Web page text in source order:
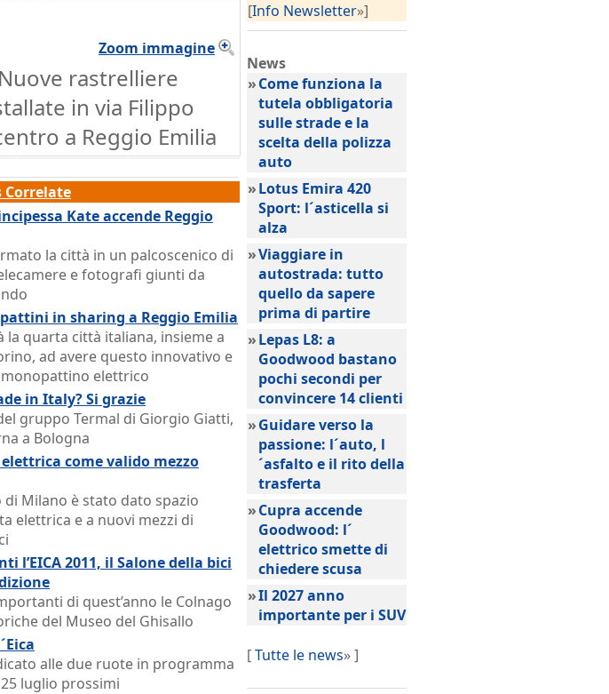
Zoom immagine
rastrelliere
in via Filippo
a Reggio Emilia
Correlate
Kate accende Reggio
la città in un palcoscenico di
e fotografi giunti da
in sharing a Reggio Emilia
la quarta città italiana, insieme a
ad avere questo innovativo e
elettrico
in Italy? Si grazie
gruppo Termal di Giorgio Giatti,
a Bologna
elettrica come valido mezzo
di Milano è stato dato spazio
elettrica e a nuovi mezzi di
l’EICA 2011, il Salone della bici
di quest’anno le Colnago
del Museo del Ghisallo
alle due ruote in programma
luglio prossimi
[Info Newsletter»]
News
»Come funziona la
tutela obbligatoria
sulle strade e la
scelta della polizza
auto
»Lotus Emira 420
Sport: l´asticella si
alza
»Viaggiare in
autostrada: tutto
quello da sapere
prima di partire
»Lepas L8: a
Goodwood bastano
pochi secondi per
convincere 14 clienti
»Guidare verso la
passione: l´auto, l
´asfalto e il rito della
trasferta
»Cupra accende
Goodwood: l´
elettrico smette di
chiedere scusa
»Il 2027 anno
importante per i SUV
[Tutte le news» ]